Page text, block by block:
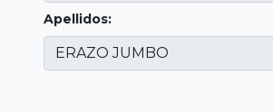
Apellidos: